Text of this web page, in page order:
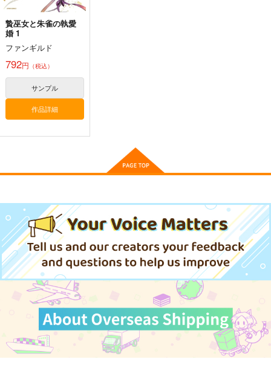
寂光寂
滅 ～ The Truth of th
e Cessation of Dukk
haDemetori
円（税込）
サンプル
カート
葵マート
サンプル
作品詳細
異世界待機中
永田医院午前０時
サンプル
作品詳細
hello×2
バシティ
サンプル
作品詳細
贄巫女と朱雀の執愛
婚 1
ファンギルド
792円 （税込）
サンプル
作品詳細